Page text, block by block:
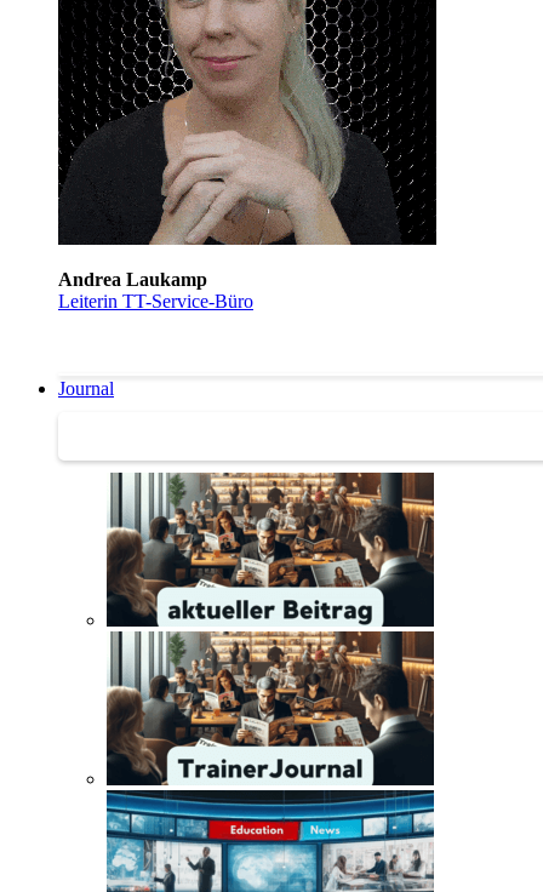
Andrea Laukamp
Leiterin TT-Service-Büro
Journal